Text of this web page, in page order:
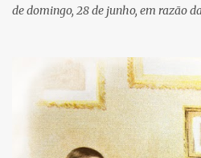
de domingo, 28 de junho, em razão
reunirá atletas de diferentes regiões
passando pelos municípios de Serra
do Sul, Lindoia e Socorro. Para
participantes e do público, diversos
da região serão interditados